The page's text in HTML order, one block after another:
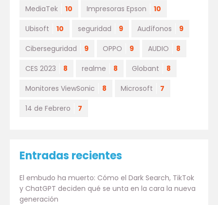
MediaTek 10 Impresoras Epson 10
Ubisoft 10 seguridad 9 Audífonos 9
Ciberseguridad 9 OPPO 9 AUDIO 8
CES 2023 8 realme 8 Globant 8
Monitores ViewSonic 8 Microsoft 7
14 de Febrero 7
Entradas recientes
El embudo ha muerto: Cómo el Dark Search, TikTok
y ChatGPT deciden qué se unta en la cara la nueva
generación